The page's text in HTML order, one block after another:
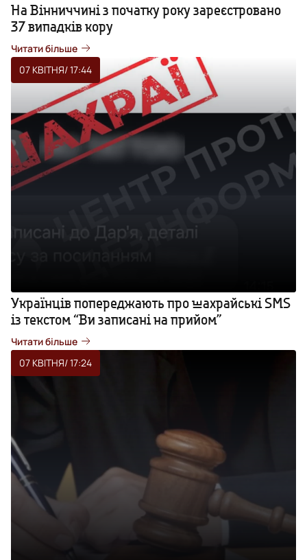
На Вінниччині з початку року зареєстровано
37 випадків кору
Читати більше
07 КВІТНЯ/ 17:44
Українців попереджають про шахрайські SMS
із текстом “Ви записані на прийом”
Читати більше
07 КВІТНЯ/ 17:24